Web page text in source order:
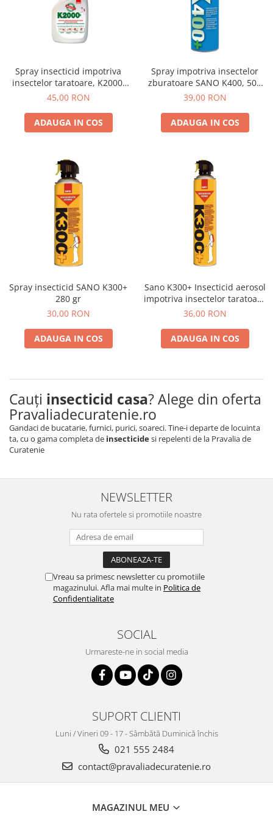
Insecticide
Dezinfectante
Absorbanti de Umiditate & Rezerve
Bioactivatori & Tratamente Fose
Septice
Manusi Protectie
Solutii curatare mobila
Ingrijire Par
Ingrijire corp
Ingrijire maini
Ingrijire picioare
Ingrijire Urechi
Curatare Intretinere Incaltaminte
Farmaceutice
Igiena Orala
Fond de ten
Plasturi
Produse incontinenta
Sampon
Sare de baie
Spray insecticid impotriva
insectelor taratoare, K2000,
750 ml, Sano
45,00 RON
ADAUGA IN COS
Spray impotriva insectelor
zburatoare SANO K400, 500
ml
39,00 RON
ADAUGA IN COS
Spray insecticid SANO K300+
280 gr
30,00 RON
ADAUGA IN COS
Sano K300+ Insecticid aerosol
impotriva insectelor taratoare
630 ml
36,00 RON
ADAUGA IN COS
Cauți insecticid casa? Alege din oferta
Pravaliadecuratenie.ro
Gandaci de bucatarie, furnici, purici, soareci. Tine-i departe de locuinta
ta, cu o gama completa de insecticidesi repelenti de la Pravalia de
Curatenie
NEWSLETTER
Nu rata ofertele si promotiile noastre
Vreau sa primesc newsletter cu promotiile
magazinului. Afla mai multe in Politica de
Confidentialitate
SOCIAL
Urmareste-ne in social media
SUPORT CLIENTI
Luni / Vineri 09 - 17 - Sâmbătă Duminică închis
021 555 2484
contact@pravaliadecuratenie.ro
MAGAZINUL MEU